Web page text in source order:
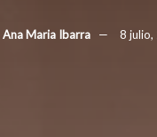
Ana Maria Ibarra 8 julio,